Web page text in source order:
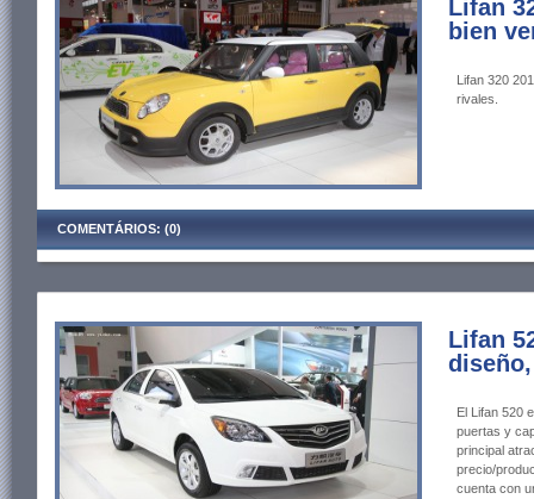
Lifan
bien
Lifan 320
rivales.
COMENTÁRIOS: (0)
Lifan
El Lifan 520
puertas y
principal
precio/
cuenta con